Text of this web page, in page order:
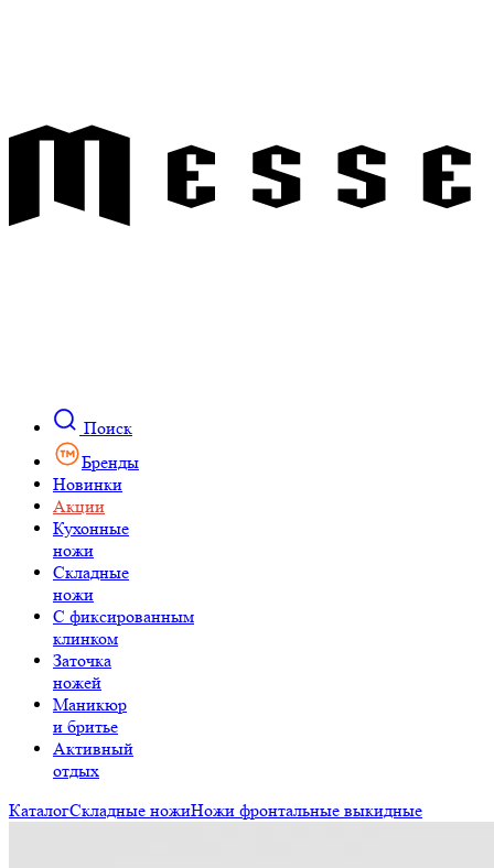
Поиск
Бренды
Новинки
Акции
Кухонные
ножи
Складные
ножи
C фиксированным
клинком
Заточка
ножей
Маникюр
и бритье
Активный
отдых
КаталогСкладные ножиНожи фронтальные выкидные